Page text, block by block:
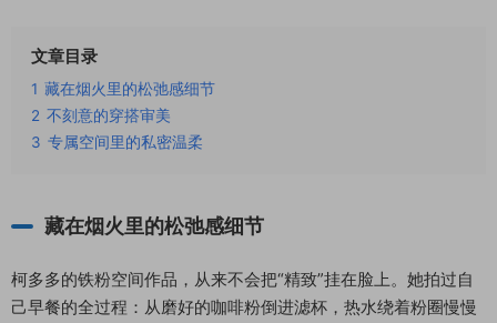
文章目录
1 藏在烟火里的松弛感细节
2 不刻意的穿搭审美
3 专属空间里的私密温柔
藏在烟火里的松弛感细节
柯多多的铁粉空间作品，从来不会把“精致”挂在脸上。她拍过自
己早餐的全过程：从磨好的咖啡粉倒进滤杯，热水绕着粉圈慢慢